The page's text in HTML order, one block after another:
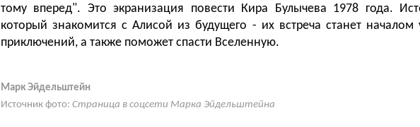
тому вперед". Это экранизация повести Кира Булычева 1978 года.
который знакомится с Алисой из будущего - их встреча станет началом
приключений, а также поможет спасти Вселенную.
Марк Эйдельштейн
Источник фото: Страница в соцсети Марка Эйдельштейна